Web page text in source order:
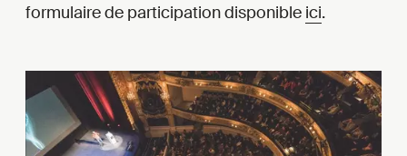
formulaire de participation disponible ici.